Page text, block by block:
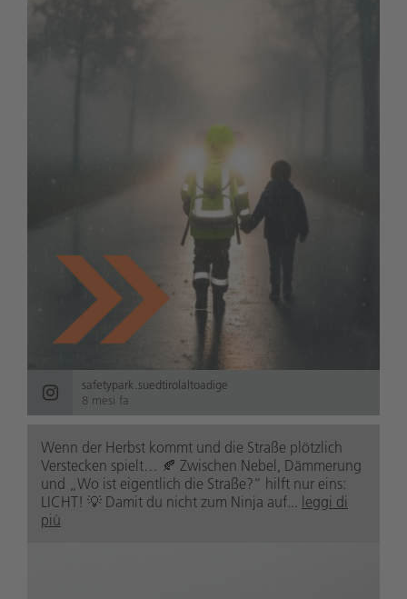
safetypark.suedtirolaltoadige
8 mesi fa
Wenn der Herbst kommt und die Straße plötzlich
Verstecken spielt… 🍂 Zwischen Nebel, Dämmerung
und „Wo ist eigentlich die Straße?“ hilft nur eins:
LICHT! 💡 Damit du nicht zum Ninja auf... leggi di
più